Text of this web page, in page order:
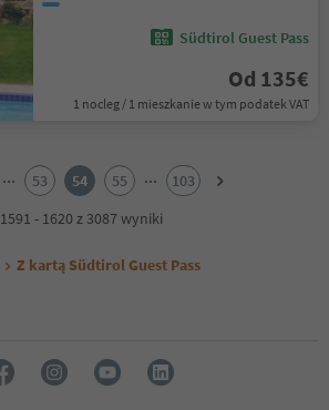
Südtirol Guest Pass
Od 135€
1 nocleg / 1 mieszkanie w tym podatek VAT
... 53 54 55 ...
103
1591 - 1620 z 3087 wyniki
Z kartą Südtirol Guest Pass